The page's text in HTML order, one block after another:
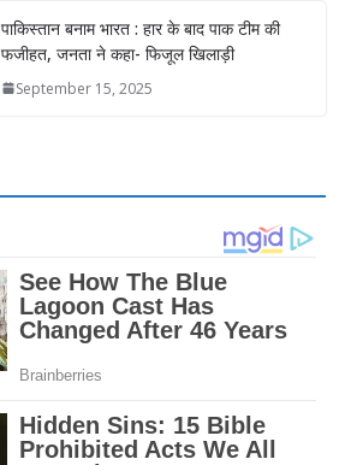
पाकिस्तान बनाम भारत : हार के बाद पाक टीम की
फजीहत, जनता ने कहा- फिजूल खिलाड़ी
September 15, 2025